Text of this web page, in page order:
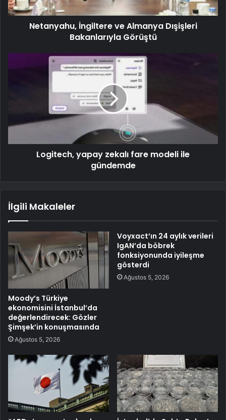
Netanyahu, İngiltere ve Almanya Dışişleri
Bakanlarıyla Görüştü
Logitech, yapay zekalı fare modeli ile
gündemde
İlgili Makaleler
Moody’s Türkiye
ekonomisini İstanbul’da
değerlendirecek: Gözler
Şimşek’in konuşmasında
Ağustos 5, 2026
Voyxact’ın 24 aylık verileri
IgAN’da böbrek
fonksiyonunda iyileşme
gösterdi
Ağustos 5, 2026